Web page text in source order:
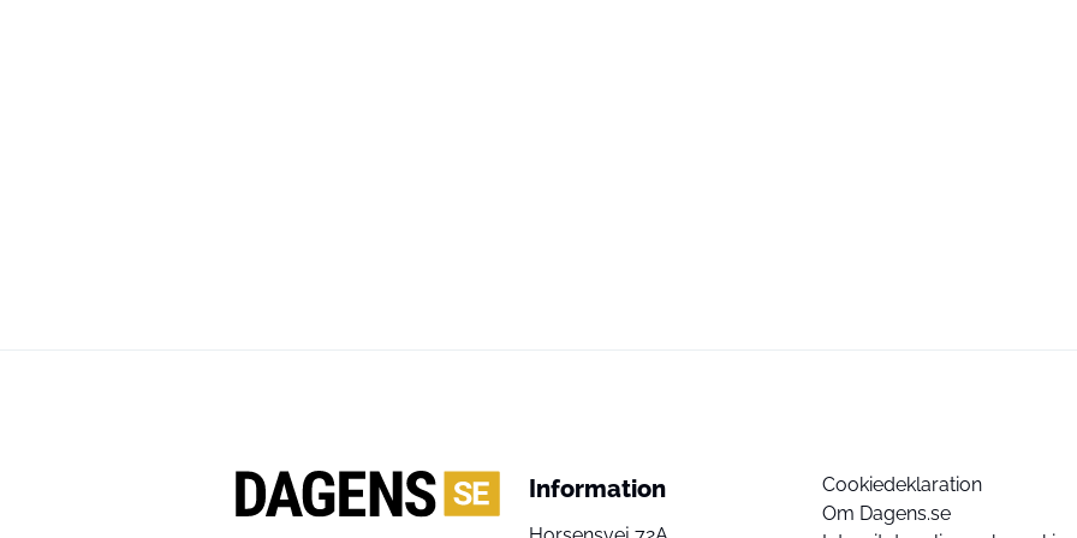
Information
Cookiedeklaration
Om Dagens.se